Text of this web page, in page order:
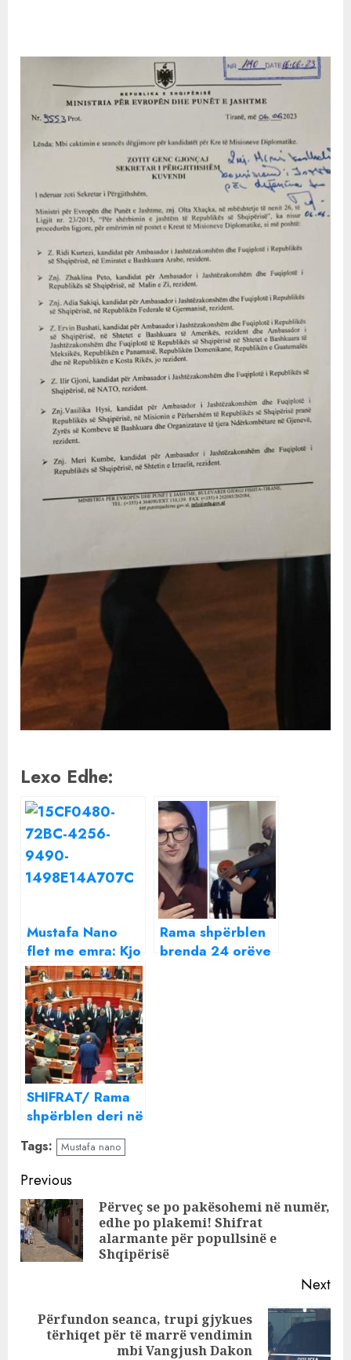
Lexo Edhe:
Mustafa Nano
flet me emra: Kjo
këngëtare më
pëlqen e
zhveshur, më
intrigon
Rama shpërblen
brenda 24 orëve
SHIFRAT/ Rama
shpërblen deri në
tre paga
gardistët që do
të mbrojnë atë
dhe ministrat nga
opozita
Tags: Mustafa nano
Continue
Reading
Previous
Përveç se po pakësohemi në numër,
edhe po plakemi! Shifrat
alarmante për popullsinë e
Shqipërisë
Next
Next
Përfundon seanca, trupi gjykues
tërhiqet për të marrë vendimin
mbi Vangjush Dakon